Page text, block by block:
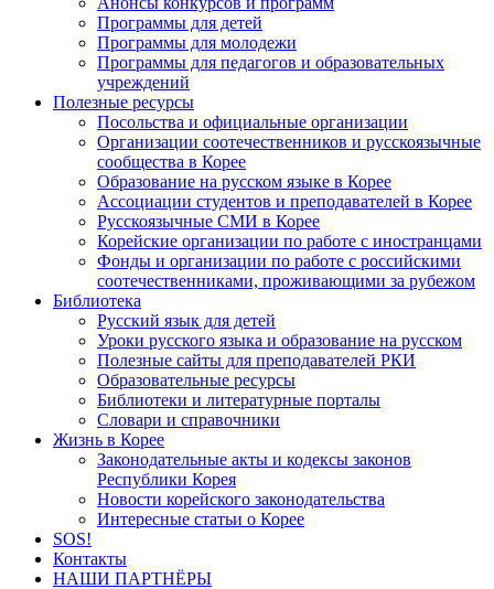
Программы для детей
Программы для молодежи
Программы для педагогов и образовательных
учреждений
Полезные ресурсы
Посольства и официальные организации
Организации соотечественников и русскоязычные
сообщества в Корее
Образование на русском языке в Корее
Ассоциации студентов и преподавателей в Корее
Русскоязычные СМИ в Корее
Корейские организации по работе с иностранцами
Фонды и организации по работе с российскими
соотечественниками, проживающими за рубежом
Библиотека
Русский язык для детей
Уроки русского языка и образование на русском
Полезные сайты для преподавателей РКИ
Образовательные ресурсы
Библиотеки и литературные порталы
Словари и справочники
Жизнь в Корее
Законодательные акты и кодексы законов
Республики Корея
Новости корейского законодательства
Интересные статьи о Корее
SOS!
Контакты
НАШИ ПАРТНЁРЫ